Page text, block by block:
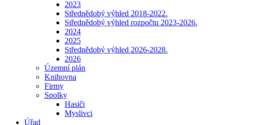
2023
Střednědobý výhled 2018-2022.
Střednědobý výhled rozpočtu 2023-2026.
2024
2025
Střednědobý výhled 2026-2028.
2026
Územní plán
Knihovna
Firmy
Spolky
Hasiči
Myslivci
Úřad